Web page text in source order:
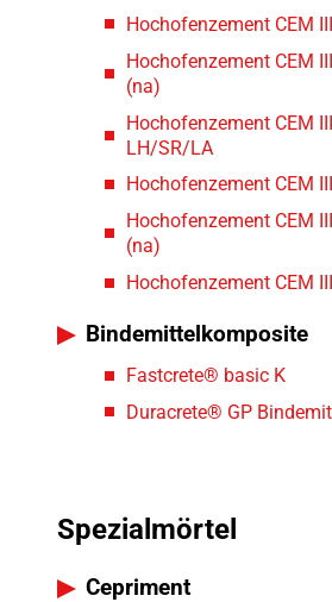
Hochofenzement CEM
Hochofenzement CEM
(na)
Hochofenzement CEM
LH/SR/LA
Hochofenzement CEM
Hochofenzement CEM
(na)
Hochofenzement CEM
Bindemittelkomposite
Fastcrete® basic K
Duracrete® GP
Spezialmörtel
Cepriment